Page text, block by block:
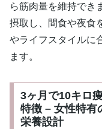
ら筋肉量を維持でき
摂取し、間食や夜食
やライフスタイルに
ます。
3ヶ月で10キロ
特徴 – 女性特有
栄養設計